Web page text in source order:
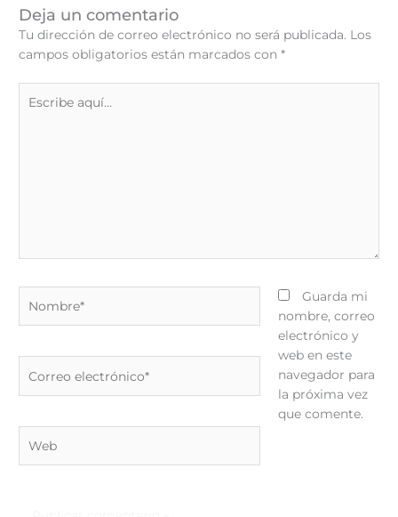
Deja un comentario
Tu dirección de correo electrónico no será publicada. Los
campos obligatorios están marcados con*
aquí...
electrónico*
Guarda mi
nombre, correo
electrónico y
web en este
navegador para
la próxima vez
que comente.